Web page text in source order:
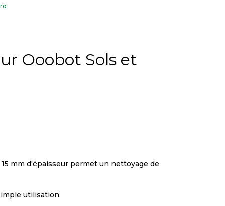
Ooobot Sols et
mm d'épaisseur permet un nettoyage de
utilisation.